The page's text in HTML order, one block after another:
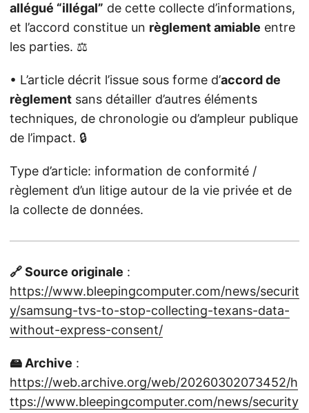
allégué “illégal” de cette collecte d’informations,
et l’accord constitue un règlement amiable entre
les parties. ⚖️
• L’article décrit l’issue sous forme d’accord de
règlement sans détailler d’autres éléments
techniques, de chronologie ou d’ampleur publique
de l’impact. 🔒
Type d’article: information de conformité /
règlement d’un litige autour de la vie privée et de
la collecte de données.
🔗 Source originale :
https://www.bleepingcomputer.com/news/securit
y/samsung-tvs-to-stop-collecting-texans-data-
without-express-consent/
🖴 Archive :
https://web.archive.org/web/20260302073452/h
ttps://www.bleepingcomputer.com/news/security